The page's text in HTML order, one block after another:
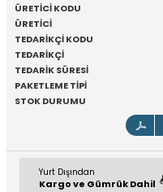
ÜRETİCİ KODU
ÜRETİCİ
TEDARİKÇİ KODU
TEDARİKÇİ
TEDARİK SÜRESİ
PAKETLEME TİPİ
STOK DURUMU
Yurt Dışından
Kargo ve Gümrük Dahil